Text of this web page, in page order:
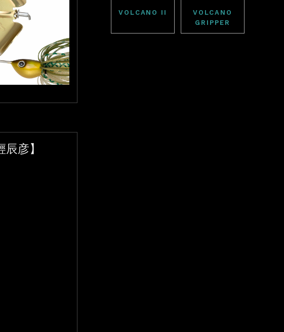
彦】
VOLCANO II
VOLCANO
GRIPPER